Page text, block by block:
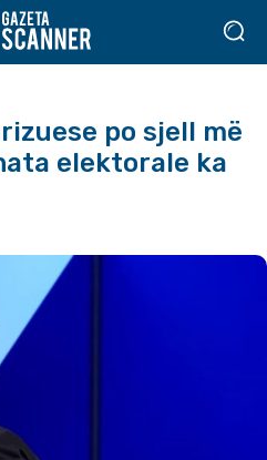
po sjell më
elektorale ka